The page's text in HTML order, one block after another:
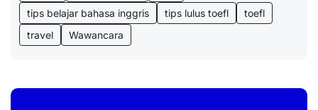
tips belajar bahasa inggris
tips lulus toefl
toefl
travel
Wawancara